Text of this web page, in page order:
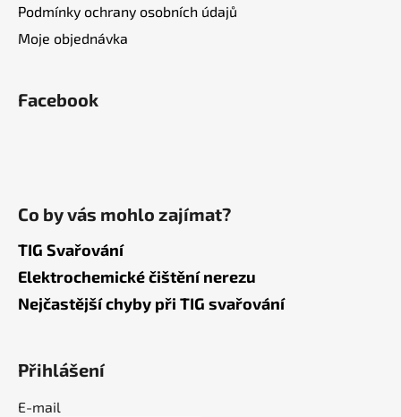
Podmínky ochrany osobních údajů
Moje objednávka
Facebook
Co by vás mohlo zajímat?
TIG Svařování
Elektrochemické čištění nerezu
Nejčastější chyby při TIG svařování
Přihlášení
E-mail